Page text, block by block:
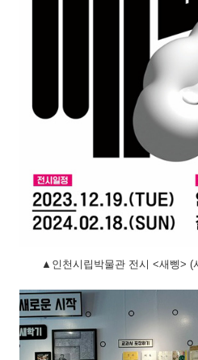
▲인천시립박물관 전시 <새삥> (